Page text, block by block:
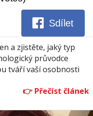
Sdílet
a zjistěte, jaký typ
průvodce
tváří vaší osobnosti